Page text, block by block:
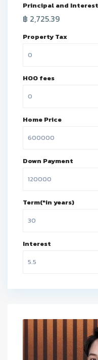
Principal and Interest
฿ 2,725.39
Property Tax
HOO fees
Home Price
Down Payment
Term(*in years)
Interest